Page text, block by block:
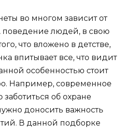
во многом зависит от
людей, в свою
что вложено в детстве,
впитывает все, что видит
особенностью стоит
Например, современное
об охране
доносить важность
В данной подборке